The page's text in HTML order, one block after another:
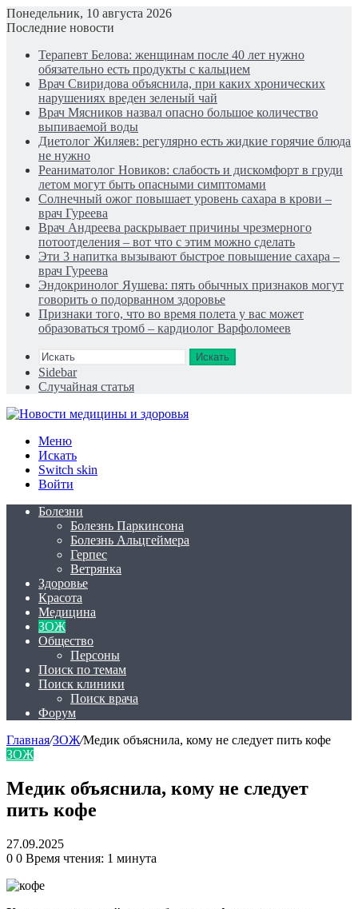
Понедельник, 10 августа 2026
Последние новости
Терапевт Белова: женщинам после 40 лет нужно
обязательно есть продукты с кальцием
Врач Свиридова объяснила, при каких хронических
нарушениях вреден зеленый чай
Врач Мясников назвал опасно большое количество
выпиваемой воды
Диетолог Жиляев: регулярно есть жидкие горячие блюда
не нужно
Реаниматолог Новиков: слабость и дискомфорт в груди
летом могут быть опасными симптомами
Солнечный ожог повышает уровень сахара в крови –
врач Гуреева
Врач Андреева раскрывает причины чрезмерного
потоотделения – вот что с этим можно сделать
Эти 3 напитка вызывают быстрое повышение сахара –
врач Гуреева
Эндокринолог Яушева: пять обычных признаков могут
говорить о подорванном здоровье
Признаки того, что во время полета у вас может
образоваться тромб – кардиолог Варфоломеев
Искать
Sidebar
Случайная статья
Меню
Искать
Switch skin
Войти
Болезни
Болезнь Паркинсона
Болезнь Альцгеймера
Герпес
Ветрянка
Здоровье
Красота
Медицина
ЗОЖ
Общество
Персоны
Поиск по темам
Поиск клиники
Поиск врача
Форум
Главная/ЗОЖ/Медик объяснила, кому не следует пить кофе
ЗОЖ
Медик объяснила, кому не следует
пить кофе
27.09.2025
0 0 Время чтения: 1 минута